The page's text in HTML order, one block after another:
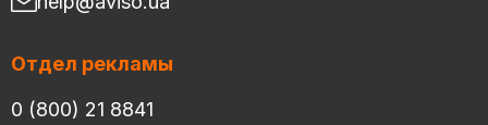
Отдел рекламы
0 (800) 21 8841